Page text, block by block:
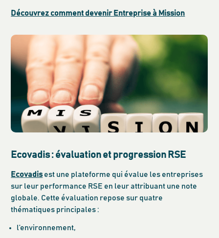
Découvrez comment devenir Entreprise à Mission
Ecovadis : évaluation et progression RSE
Ecovadisest une plateforme qui évalue les entreprises
sur leur performance RSE en leur attribuant une note
globale. Cette évaluation repose sur quatre
thématiques principales :
l’environnement,